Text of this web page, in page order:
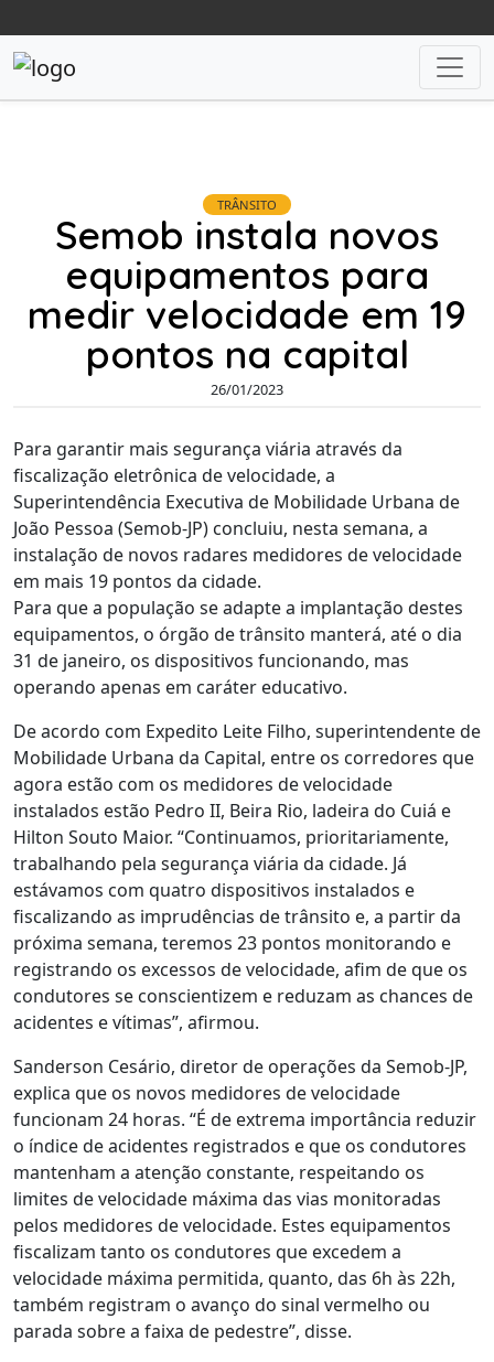
TRÂNSITO
Semob instala novos
equipamentos para
medir velocidade em 19
pontos na capital
26/01/2023
Para garantir mais segurança viária através da
fiscalização eletrônica de velocidade, a
Superintendência Executiva de Mobilidade Urbana de
João Pessoa (Semob-JP) concluiu, nesta semana, a
instalação de novos radares medidores de velocidade
em mais 19 pontos da cidade.
Para que a população se adapte a implantação destes
equipamentos, o órgão de trânsito manterá, até o dia
31 de janeiro, os dispositivos funcionando, mas
operando apenas em caráter educativo.
De acordo com Expedito Leite Filho, superintendente de
Mobilidade Urbana da Capital, entre os corredores que
agora estão com os medidores de velocidade
instalados estão Pedro II, Beira Rio, ladeira do Cuiá e
Hilton Souto Maior. “Continuamos, prioritariamente,
trabalhando pela segurança viária da cidade. Já
estávamos com quatro dispositivos instalados e
fiscalizando as imprudências de trânsito e, a partir da
próxima semana, teremos 23 pontos monitorando e
registrando os excessos de velocidade, afim de que os
condutores se conscientizem e reduzam as chances de
acidentes e vítimas”, afirmou.
Sanderson Cesário, diretor de operações da Semob-JP,
explica que os novos medidores de velocidade
funcionam 24 horas. “É de extrema importância reduzir
o índice de acidentes registrados e que os condutores
mantenham a atenção constante, respeitando os
limites de velocidade máxima das vias monitoradas
pelos medidores de velocidade. Estes equipamentos
fiscalizam tanto os condutores que excedem a
velocidade máxima permitida, quanto, das 6h às 22h,
também registram o avanço do sinal vermelho ou
parada sobre a faixa de pedestre”, disse.